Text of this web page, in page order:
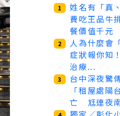
1
姓名有「真
費吃王品牛
餐價值千元
2
人為什麼會
症狀報你知
治療...
3
台中深夜驚
「租屋處陽
亡 尪連夜